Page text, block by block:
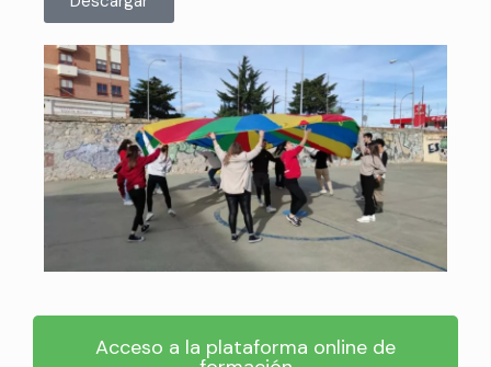
Acceso a la plataforma online de